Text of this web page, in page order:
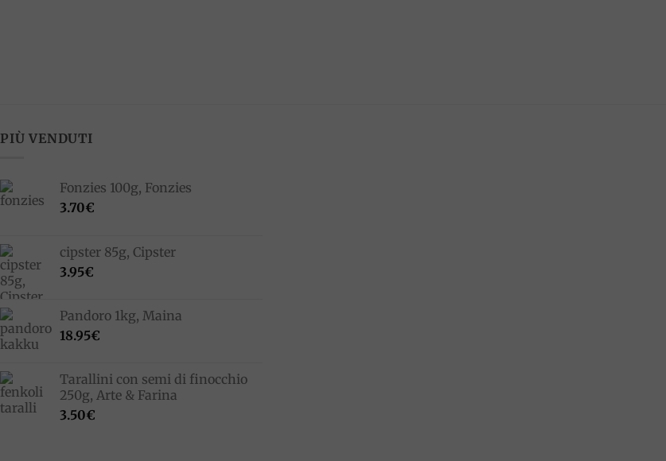
PIÙ VENDUTI
Fonzies 100g, Fonzies
3.70€
cipster 85g, Cipster
3.95€
Pandoro 1kg, Maina
18.95€
Tarallini con semi di finocchio
250g, Arte & Farina
3.50€